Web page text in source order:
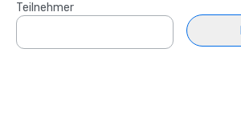
Teilnehmer